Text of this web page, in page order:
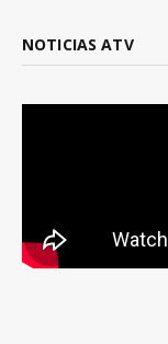
NOTICIAS ATV